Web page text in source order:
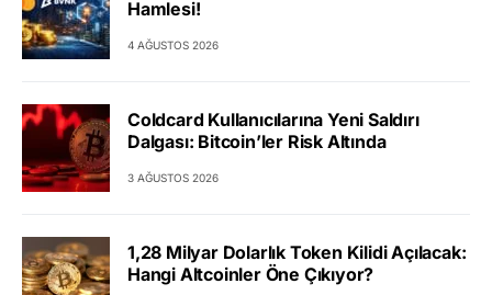
Hamlesi!
4 AĞUSTOS 2026
Coldcard Kullanıcılarına Yeni Saldırı
Dalgası: Bitcoin’ler Risk Altında
3 AĞUSTOS 2026
1,28 Milyar Dolarlık Token Kilidi Açılacak:
Hangi Altcoinler Öne Çıkıyor?